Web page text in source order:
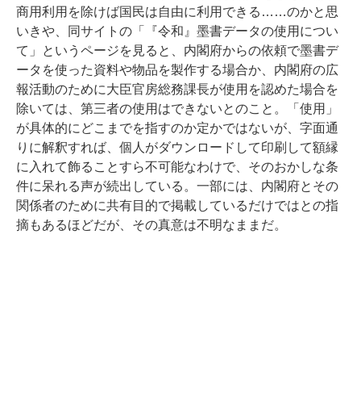
商用利用を除けば国民は自由に利用できる……のかと思
いきや、同サイトの「『令和』墨書データの使用につい
て」というページを見ると、内閣府からの依頼で墨書デ
ータを使った資料や物品を製作する場合か、内閣府の広
報活動のために大臣官房総務課長が使用を認めた場合を
除いては、第三者の使用はできないとのこと。「使用」
が具体的にどこまでを指すのか定かではないが、字面通
りに解釈すれば、個人がダウンロードして印刷して額縁
に入れて飾ることすら不可能なわけで、そのおかしな条
件に呆れる声が続出している。一部には、内閣府とその
関係者のために共有目的で掲載しているだけではとの指
摘もあるほどだが、その真意は不明なままだ。